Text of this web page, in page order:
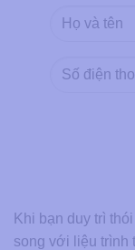
Khi bạn duy trì
song với liệu trình